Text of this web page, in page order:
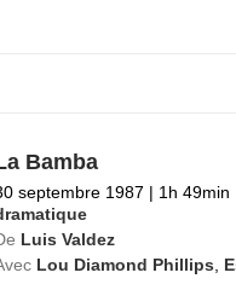
Bamba
septembre 1987 | 1h 49min
Luis Valdez
Lou Diamond Phillips,